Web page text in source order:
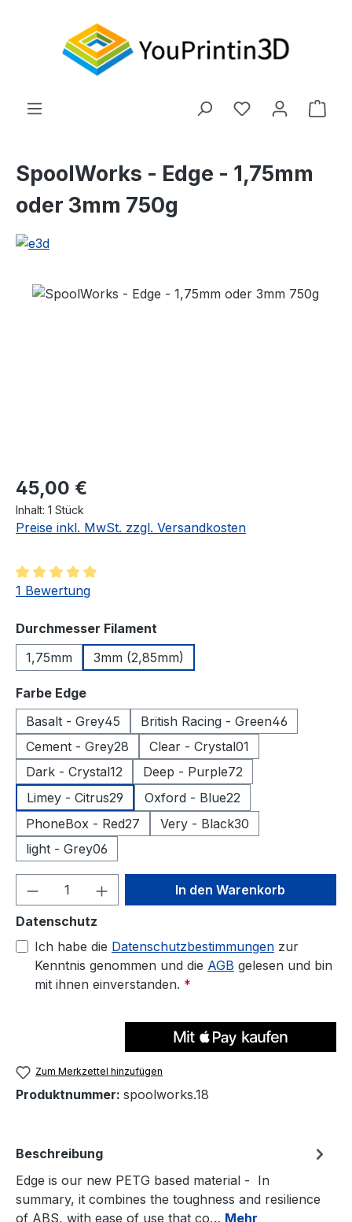
Du hast 0
SpoolWorks - Edge - 1,75mm
oder 3mm 750g
Bildergalerie überspringen
Regulärer Preis:
45,00 €
Inhalt: 1 Stück
Preise inkl. MwSt. zzgl. Versandkosten
Durchschnittliche Bewertung von 5 von 5 Sternen
1 Bewertung
Durchmesser Filament
1,75mm
3mm (2,85mm)
Farbe Edgeauswählen
Basalt - Grey45
British Racing - Green46
Cement - Grey28
Clear - Crystal01
Dark - Crystal12
Deep - Purple72
Limey - Citrus29
Oxford - Blue22
PhoneBox - Red27
Very - Black30
light - Grey06
Produkt Anzahl: Gib denIn den Warenkorb
Datenschutz
Ich habe die Datenschutzbestimmungen zur
Kenntnis genommen und die AGB gelesen und bin
mit ihnen einverstanden. *
Zum Merkzettel hinzufügen
Produktnummer: spoolworks.18
Beschreibung
Edge is our new PETG based material - In
summary, it combines the toughness and resilience
of ABS, with ease of use that co… Mehr